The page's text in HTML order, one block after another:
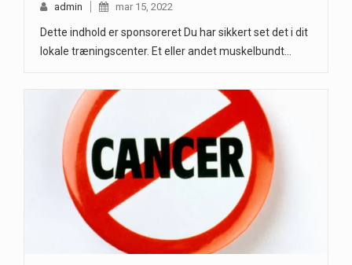
admin mar 15, 2022
Dette indhold er sponsoreret Du har sikkert set det i dit
lokale træningscenter. Et eller andet muskelbundt…